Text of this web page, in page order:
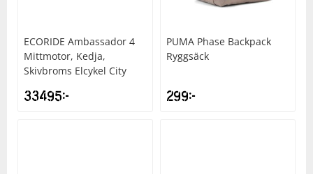
ECORIDE Ambassador 4
Mittmotor, Kedja,
Skivbroms Elcykel City
33495kr
PUMA Phase Backpack
Ryggsäck
299kr